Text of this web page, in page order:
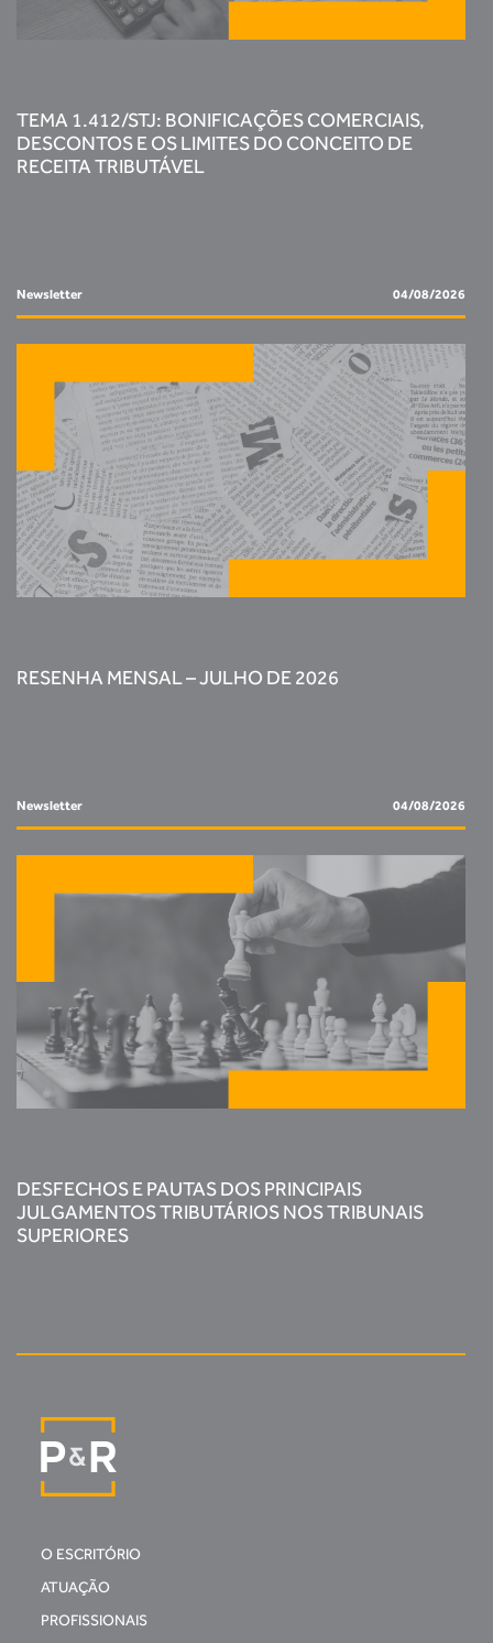
TEMA 1.412/STJ: BONIFICAÇÕES COMERCIAIS,
DESCONTOS E OS LIMITES DO CONCEITO DE
RECEITA TRIBUTÁVEL
Newsletter 04/08/2026
RESENHA MENSAL – JULHO DE 2026
Newsletter 04/08/2026
DESFECHOS E PAUTAS DOS PRINCIPAIS
JULGAMENTOS TRIBUTÁRIOS NOS TRIBUNAIS
SUPERIORES
O ESCRITÓRIO
ATUAÇÃO
PROFISSIONAIS